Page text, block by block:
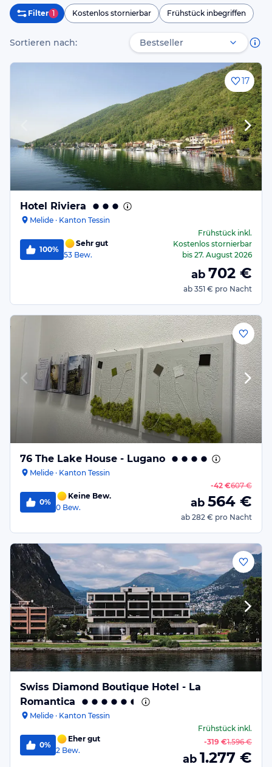
Filter 1 Kostenlos stornierbar Frühstück inbegriffen
Sortieren nach:
17
Hotel Riviera
Melide · Kanton Tessin
100%
Sehr gut
53 Bew.
Frühstückinkl.
Kostenlos stornierbar
bis 27. August 2026
ab 702 €
ab 351 € pro Nacht
76 The Lake House - Lugano
Melide · Kanton Tessin
0%
Keine Bew.
0 Bew.
-42 €607 €
ab 564 €
ab 282 € pro Nacht
Swiss Diamond Boutique Hotel - La
Romantica
Melide · Kanton Tessin
0%
Eher gut
2 Bew.
Frühstückinkl.
-319 €1.596 €
ab 1.277 €